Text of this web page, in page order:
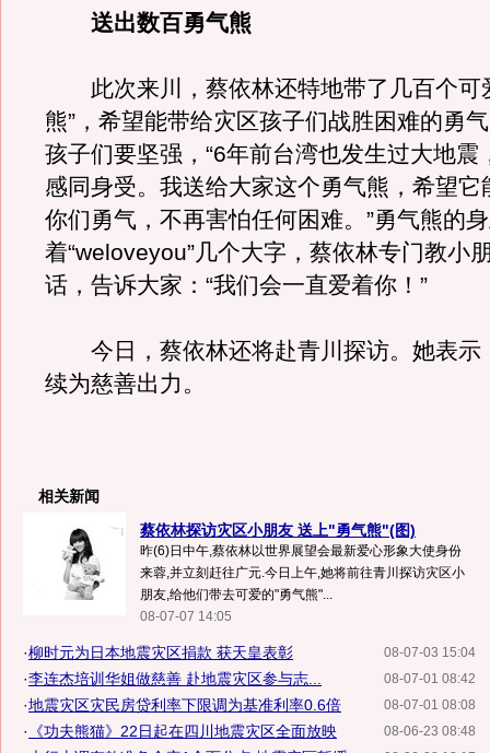
送出数百勇气熊
此次来川，蔡依林还特地带了几百个可
熊”，希望能带给灾区孩子们战胜困难的勇
孩子们要坚强，“6年前台湾也发生过大地震
感同身受。我送给大家这个勇气熊，希望它
你们勇气，不再害怕任何困难。”勇气熊的
着“weloveyou”几个大字，蔡依林专门教小
话，告诉大家：“我们会一直爱着你！”
今日，蔡依林还将赴青川探访。她表示
续为慈善出力。
相关新闻
蔡依林探访灾区小朋友 送上"勇气熊"(图)
昨(6)日中午,蔡依林以世界展望会最新爱心形象大使身份
来蓉,并立刻赶往广元.今日上午,她将前往青川探访灾区小
朋友,给他们带去可爱的"勇气熊"...
08-07-07 14:05
08-07-03 15:04
·柳时元为日本地震灾区捐款 获天皇表彰
08-07-01 08:42
·李连杰培训华姐做慈善 赴地震灾区参与志...
08-07-01 08:08
·地震灾区灾民房贷利率下限调为基准利率0.6倍
08-06-23 08:48
· 《功夫熊猫》22日起在四川地震灾区全面放映